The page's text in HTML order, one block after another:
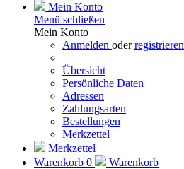
Mein Konto
Menü schließen
Mein Konto
Anmelden oderregistrieren
Übersicht
Persönliche Daten
Adressen
Zahlungsarten
Bestellungen
Merkzettel
Merkzettel
Warenkorb 0 Warenkorb